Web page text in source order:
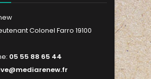
Colonel Farro 19100
05 55 88 65 44